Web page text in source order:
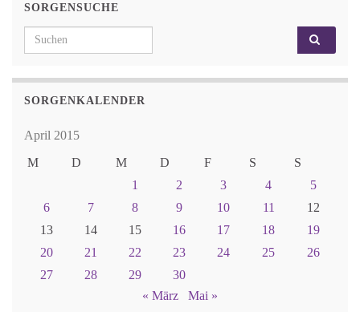
SORGENSUCHE
Search for:
SORGENKALENDER
April 2015
M
D M D F S
S
1
2 3 4
5
6
7 8 9 10 11
12
13
14 15 16 17 18
19
20
21 22 23 24 25
26
27
28 29
30
« März
Mai »